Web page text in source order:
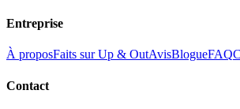
Entreprise
À proposFaits sur Up & OutAvisBlogueFAQ
Contact